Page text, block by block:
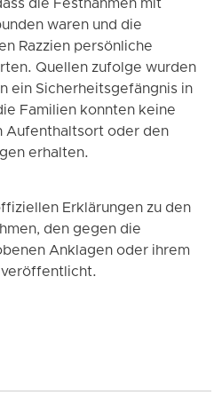
die Festnahmen mit
waren und die
Razzien persönliche
Quellen zufolge wurden
ein Sicherheitsgefängnis in
Familien konnten keine
Aufenthaltsort oder den
erhalten.
Erklärungen zu den
den gegen die
Anklagen oder ihrem